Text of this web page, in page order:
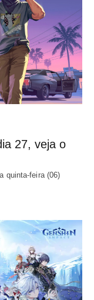
27, veja o
quinta-feira (06)